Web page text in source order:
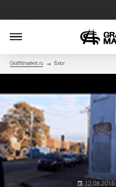
Graffitimarket.ru Блог
12.08.2015